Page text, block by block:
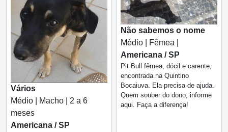
Vários
Médio | Macho | 2 a 6
meses
Americana / SP
Não sabemos o nome
Médio | Fêmea |
Americana / SP
Pit Bull fêmea, dócil e carente,
encontrada na Quintino
Bocaiuva. Ela precisa de ajuda.
Quem souber do dono, informe
aqui. Faça a diferença!